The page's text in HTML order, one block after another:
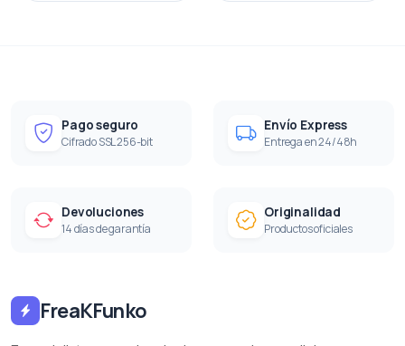
Pago seguro
Cifrado SSL 256-bit
Envío Express
Entrega en 24/48h
Devoluciones
14 días de garantía
Originalidad
Productos oficiales
FreaKFunko